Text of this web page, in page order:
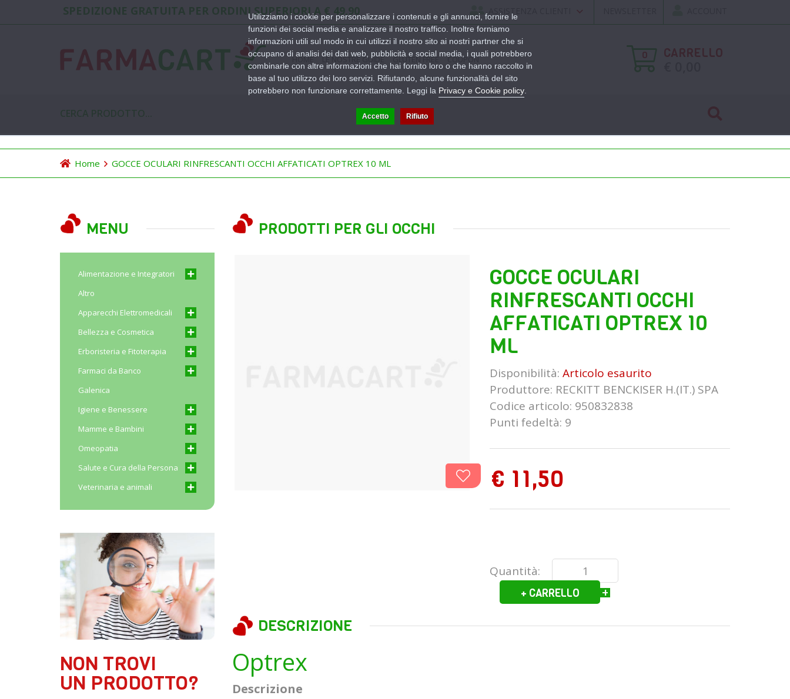
SPEDIZIONE GRATUITA PER ORDINI SUPERIORI A € 49,90 ASSISTENZA CLIENTI
HOME LE NOSTRE GUIDE GLUTEN FREE COUPON CARRELLO
0
Home GOCCE OCULARI RINFRESCANTI OCCHI AFFATICATI OPTREX 10 ML
PRODOTTI PER GLI OCCHI
GOCCE OCULARI
RINFRESCANTI OCCHI
AFFATICATI OPTREX 10
ML
Disponibilità:Articolo esaurito
Produttore: RECKITT BENCKISER H.(IT.) SPA
Codice articolo: 950832838
Punti fedeltà: 9
€ 11,50
Quantità:
-
+
+ CARRELLO
DESCRIZIONE
Optrex
Descrizione
MENU
Alimentazione e Integratori
Altro
Apparecchi Elettromedicali
Bellezza e Cosmetica
Erboristeria e Fitoterapia
Farmaci da Banco
Galenica
Igiene e Benessere
Mamme e Bambini
Omeopatia
Salute e Cura della Persona
Veterinaria e animali
NON TROVI
UN PRODOTTO?
Utilizziamo i cookie per personalizzare i contenuti e gli annunci, fornire le
funzioni dei social media e analizzare il nostro traffico. Inoltre forniamo
informazioni utili sul modo in cui utilizzi il nostro sito ai nostri partner che si
occupano di analisi dei dati web, pubblicità e social media, i quali potrebbero
combinarle con altre informazioni che hai fornito loro o che hanno raccolto in
base al tuo utilizzo dei loro servizi. Rifiutando, alcune funzionalità del sito
potrebbero non funzionare correttamente. Leggi la Privacy e Cookie policy
Accetto Rifiuto